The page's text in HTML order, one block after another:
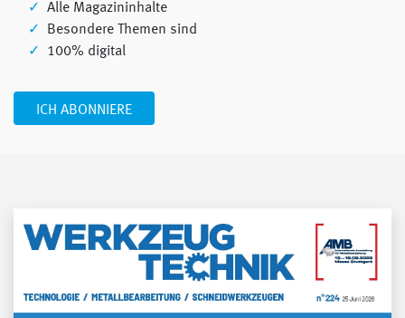
Alle Magazininhalte
Besondere Themen sind
100% digital
ICH ABONNIERE